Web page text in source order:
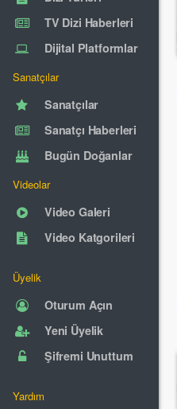
TV Dizi Haberleri
Dijital Platformlar
Sanatçılar
Sanatçılar
Sanatçı Haberleri
Bugün Doğanlar
Videolar
Video Galeri
Video Katgorileri
Üyelik
Oturum Açın
Yeni Üyelik
Şifremi Unuttum
Yardım